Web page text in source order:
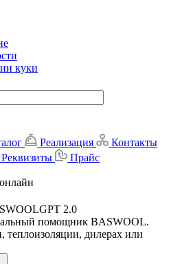
куки
Реализация
Контакты
Реквизиты
Прайс
2.0
помощник BASWOOL.
теплоизоляции, дилерах или